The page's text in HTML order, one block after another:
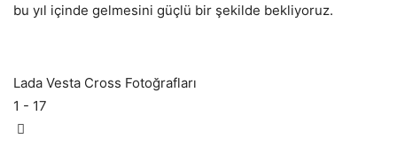
bu yıl içinde gelmesini güçlü bir şekilde bekliyoruz.
Lada Vesta Cross Fotoğrafları
1 - 17